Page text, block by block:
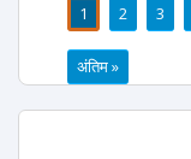
पाने 1 2 3
अंतिम »